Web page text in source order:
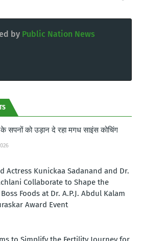
by Public Nation News
के सपनों को उड़ान दे रहा मगध साइंस कोचिंग
Actress Kunickaa Sadanand and Dr.
Collaborate to Shape the
Foods at Dr. A.P.J. Abdul Kalam
Award Event